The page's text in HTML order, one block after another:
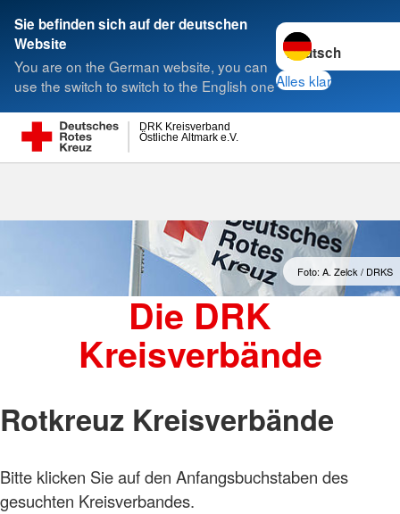
Sie befinden sich auf der deutschen
Website
You are on the German website, you can
use the switch to switch to the English one
Sprache wechseln
Alles klar
Östliche Altmark e.V.
DRK Kreisverband
Suche
Kreisverbände
Foto: A. Zelck / DRKS
Die DRK
Kreisverbände
Rotkreuz Kreisverbände
Bitte klicken Sie auf den Anfangsbuchstaben des
gesuchten Kreisverbandes.